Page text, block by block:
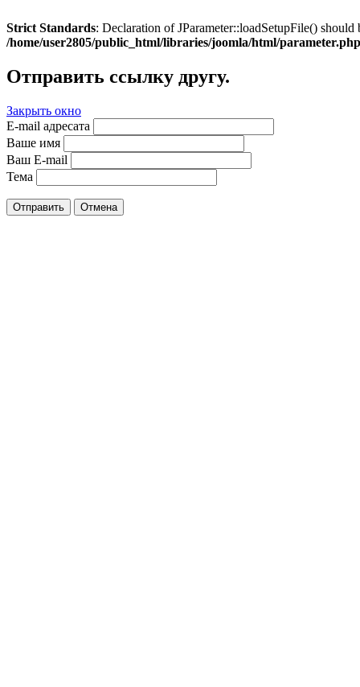
Strict Standards: Declaration of JParameter::loadSetupFile()
/home/user2805/public_html/libraries/joomla/html/parameter.php
Отправить ссылку другу.
Закрыть окно
E-mail адресата
Ваше имя
Ваш E-mail
Тема
Отправить Отмена